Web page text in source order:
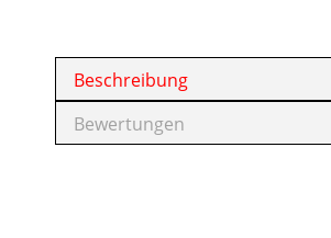
Beschreibung
Bewertungen